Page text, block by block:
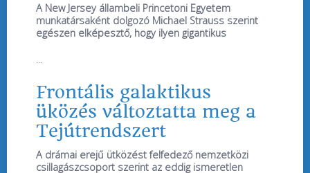
A New Jersey állambeli Princetoni Egyetem
munkatársaként dolgozó Michael Strauss szerint
egészen elképesztő, hogy ilyen gigantikus
...
Frontális galaktikus
üközés változtatta meg a
Tejútrendszert
A drámai erejű ütközést felfedező nemzetközi
csillagászcsoport szerint az eddig ismeretlen